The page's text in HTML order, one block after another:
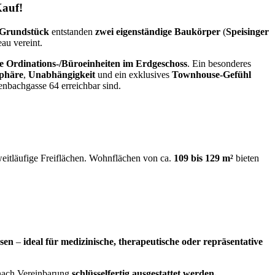
entstanden zwei eigenständige Baukörper (Speisinger
vereint.
Ordinations-/Büroeinheiten im Erdgeschoss. Ein besonderes
, Unabhängigkeit und ein exklusives Townhouse-Gefühl
64 erreichbar sind.
Freiflächen. Wohnflächen von ca. 109 bis 129 m² bieten
– ideal für medizinische, therapeutische oder repräsentative